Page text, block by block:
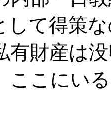
して得策
有財産は
ここにい